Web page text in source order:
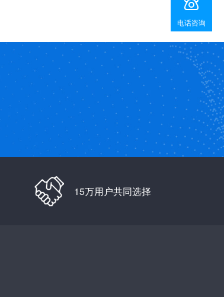
15万用户共同选择
电话咨询